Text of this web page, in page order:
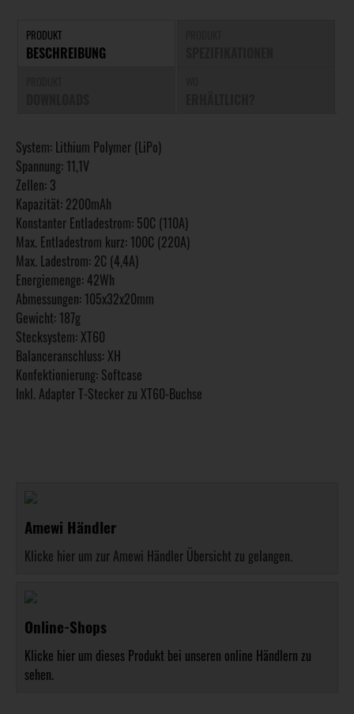
PRODUKT
BESCHREIBUNG
System: Lithium Polymer (LiPo)
Spannung: 11,1V
Zellen: 3
Kapazität: 2200mAh
Konstanter Entladestrom: 50C (110A)
Max. Entladestrom kurz: 100C (220A)
Max. Ladestrom: 2C (4,4A)
Energiemenge: 42Wh
Abmessungen: 105x32x20mm
Gewicht: 187g
Stecksystem: XT60
Balanceranschluss: XH
Konfektionierung: Softcase
Inkl. Adapter T-Stecker zu XT60-Buchse
Amewi Händler
Klicke hier um zur Amewi Händler Übersicht zu gelangen.
Online-Shops
Klicke hier um dieses Produkt bei unseren online Händlern zu
sehen.